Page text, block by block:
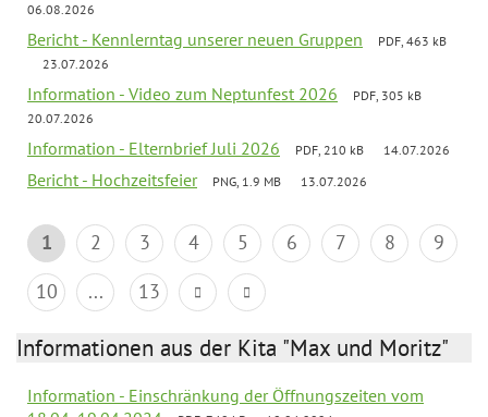
06.08.2026
Bericht - Kennlerntag unserer neuen Gruppen
PDF, 463 kB
23.07.2026
Information - Video zum Neptunfest 2026
PDF, 305 kB
20.07.2026
Information - Elternbrief Juli 2026 PDF, 210 kB 14.07.2026
Bericht - Hochzeitsfeier PNG, 1.9 MB 13.07.2026
1 2 3 4 5 6 7 8
9
10
... 13
Informationen aus der Kita "Max und Moritz"
Information - Einschränkung der Öffnungszeiten vom